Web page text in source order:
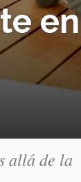
en
allá de la